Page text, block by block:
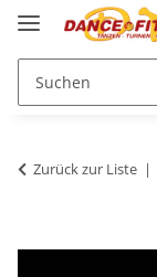
Zurück zur Liste